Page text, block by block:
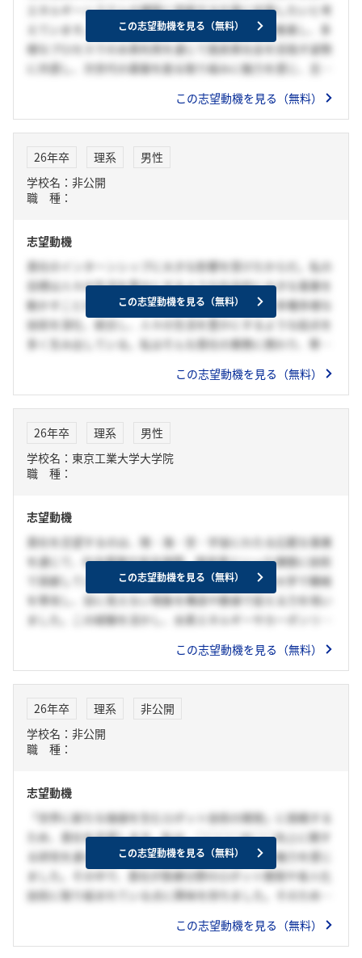
エネルギーシステムの構築に貢献する仕事に従事したいと考
えています。貴社が水素エネルギーの技術開発を推進し、多
様なプロセスでの水素利用を通じて脱炭素社会を目指す姿勢
に共感し、次世代の基盤を創る取り組みに魅力を感じ、志望
ーズを的確に捉え、社会基盤を支える技術者として成長した
この志望動機を見る（無料）
この志望動機を見る（無料）
26年卒 理系
男性
学校名：非公開
職 種：
志望動機
貴社のインターンシップに大きな影響を受けたからだ。私の
目標は人々の生活を豊かにするような社会的に大きな事業を
動かすことだ。貴社は事業規模の大きさを武器に多種多様な
技術を深化、統合し、人々の生活を豊かにするような起点を
多く生み出している。私はそんな貴社の業務に携わり、専門
新たな価値を生み出すことができるような存在になりたいと
この志望動機を見る（無料）
この志望動機を見る（無料）
26年卒 理系
男性
学校名：東京工業大学大学院
職 種：
志望動機
貴社を志望するのは、陸・海・空・宇宙にわたる広範な事業
を通じて、社会基盤や安全保障、脱炭素といった課題に技術
で貢献している点に魅力を感じたからです。私は大学で機械
を専攻し、目に見えない現象を構造や数値で捉える力を培い
ました。この経験を活かし、水素エネルギーやカーボンリサ
す。多様な分野で技術を進化させてきた貴社でこそ、自身の
この志望動機を見る（無料）
この志望動機を見る（無料）
26年卒 理系
非公開
学校名：非公開
職 種：
志望動機
「世界に新たな価値を生むロボット技術の開発」に挑戦する
ため、貴社を志望します。私は、○○○○の○○向上に関す
る研究を通じ、ロボットの汎用性と社会的価値に魅力を感じ
ました。その中で、貴社が医療分野のロボット開発や省人化
技術に取り組まれている点に興味を持ちました。そのため、
ト技術の開発に挑戦することで、「不可能を可能にする」を
この志望動機を見る（無料）
この志望動機を見る（無料）